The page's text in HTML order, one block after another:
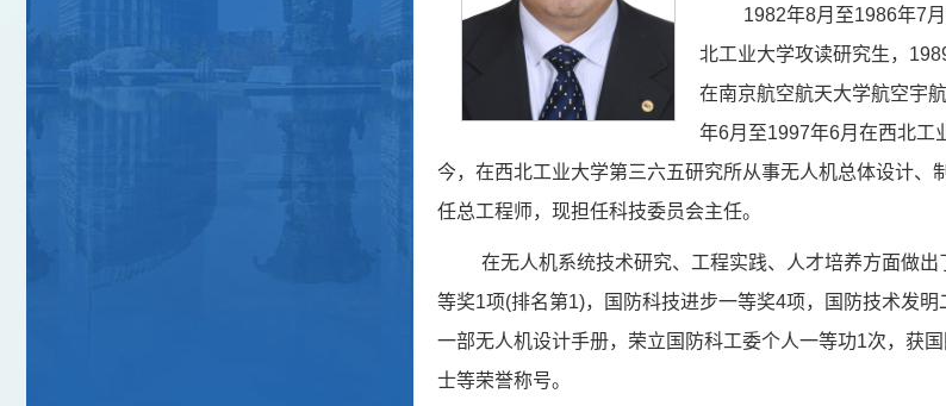
1982年8月至1986年7
北工业大学攻读研究生，
在南京航空航天大学航空宇
年6月至1997年6月在西北工
今，在西北工业大学第三六五研究所从事无人机总体设计
任总工程师，现担任科技委员会主任。
在无人机系统技术研究、工程实践、人才培养方面做
等奖1项(排名第1)，国防科技进步一等奖4项，国防技术发
一部无人机设计手册，荣立国防科工委个人一等功1次，获
士等荣誉称号。